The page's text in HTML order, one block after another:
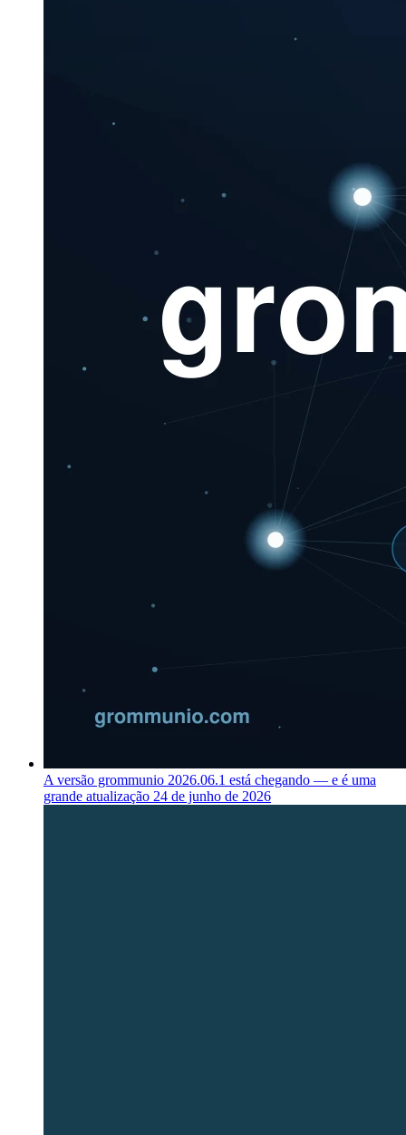
A versão grommunio 2026.06.1 está chegando — e é uma
grande atualização 24 de junho de 2026